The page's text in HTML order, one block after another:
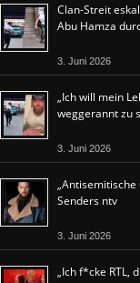
Clan-Streit
Abu Hamza
3. Juni 2026
„Ich will mein
weggerannt zu
3. Juni 2026
„Antisemitische
Senders ntv
3. Juni 2026
„Ich f*cke RTL,